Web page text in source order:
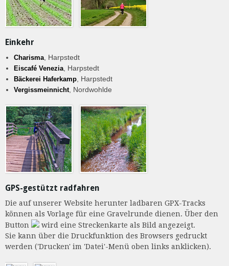
Einkehr
Charisma, Harpstedt
Eiscafé Venezia, Harpstedt
Bäckerei Haferkamp, Harpstedt
Vergissmeinnicht, Nordwohlde
GPS-gestützt radfahren
Die auf unserer Website herunter ladbaren GPX-Tracks
können als Vorlage für eine Gravelrunde dienen. Über den
Button
wird eine Streckenkarte als Bild angezeigt.
Sie kann über die Druckfunktion des Browsers gedruckt
werden ('Drucken' im 'Datei'-Menü oben links anklicken).